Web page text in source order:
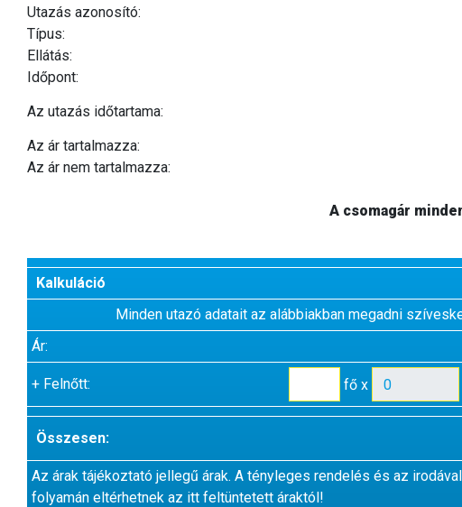
Utazás azonosító:
Típus:
Ellátás:
Időpont:
Az utazás időtartama:
Az ár tartalmazza:
Az ár nem tartalmazza:
A csomagár
Kalkuláció
Minden utazó adatait az alábbiakban megadni
Ár:
+ Felnőtt: fő x
Összesen:
Az árak tájékoztató jellegű árak. A tényleges rendelés és az
folyamán eltérhetnek az itt feltüntetett áraktól!